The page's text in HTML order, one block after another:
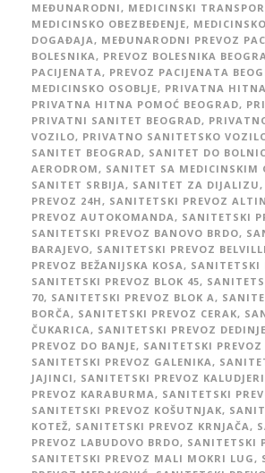
MEĐUNARODNI, MEDICINSKI
MEDICINSKO OBEZBEĐENJE,
DOGAĐAJA, MEĐUNARODNI PREVOZ
BOLESNIKA, PREVOZ BOLESNIKA
PACIJENATA, PREVOZ PACIJENATA
MEDICINSKO OSOBLJE, PRIVATNA
PRIVATNA HITNA POMOĆ BEOGRAD,
PRIVATNI SANITET BEOGRAD,
VOZILO, PRIVATNO SANITETSKO
SANITET BEOGRAD, SANITET DO
AERODROM, SANITET SA MEDICINSKIM
SANITET SRBIJA, SANITET ZA DIJALIZU,
PREVOZ 24H, SANITETSKI PREVOZ
PREVOZ AUTOKOMANDA, SANITETSKI
SANITETSKI PREVOZ BANOVO BRDO,
BARAJEVO, SANITETSKI PREVOZ
PREVOZ BEŽANIJSKA KOSA, SANITETSKI
SANITETSKI PREVOZ BLOK 45,
70, SANITETSKI PREVOZ BLOK A,
BORČA, SANITETSKI PREVOZ CERAK,
ČUKARICA, SANITETSKI PREVOZ DEDINJE
PREVOZ DO BANJE, SANITETSKI PREVOZ
SANITETSKI PREVOZ GALENIKA,
JAJINCI, SANITETSKI PREVOZ
PREVOZ KARABURMA, SANITETSKI
SANITETSKI PREVOZ KOŠUTNJAK,
KOTEŽ, SANITETSKI PREVOZ KRNJAČA,
PREVOZ LABUDOVO BRDO, SANITETSKI
SANITETSKI PREVOZ MALI MOKRI LUG,